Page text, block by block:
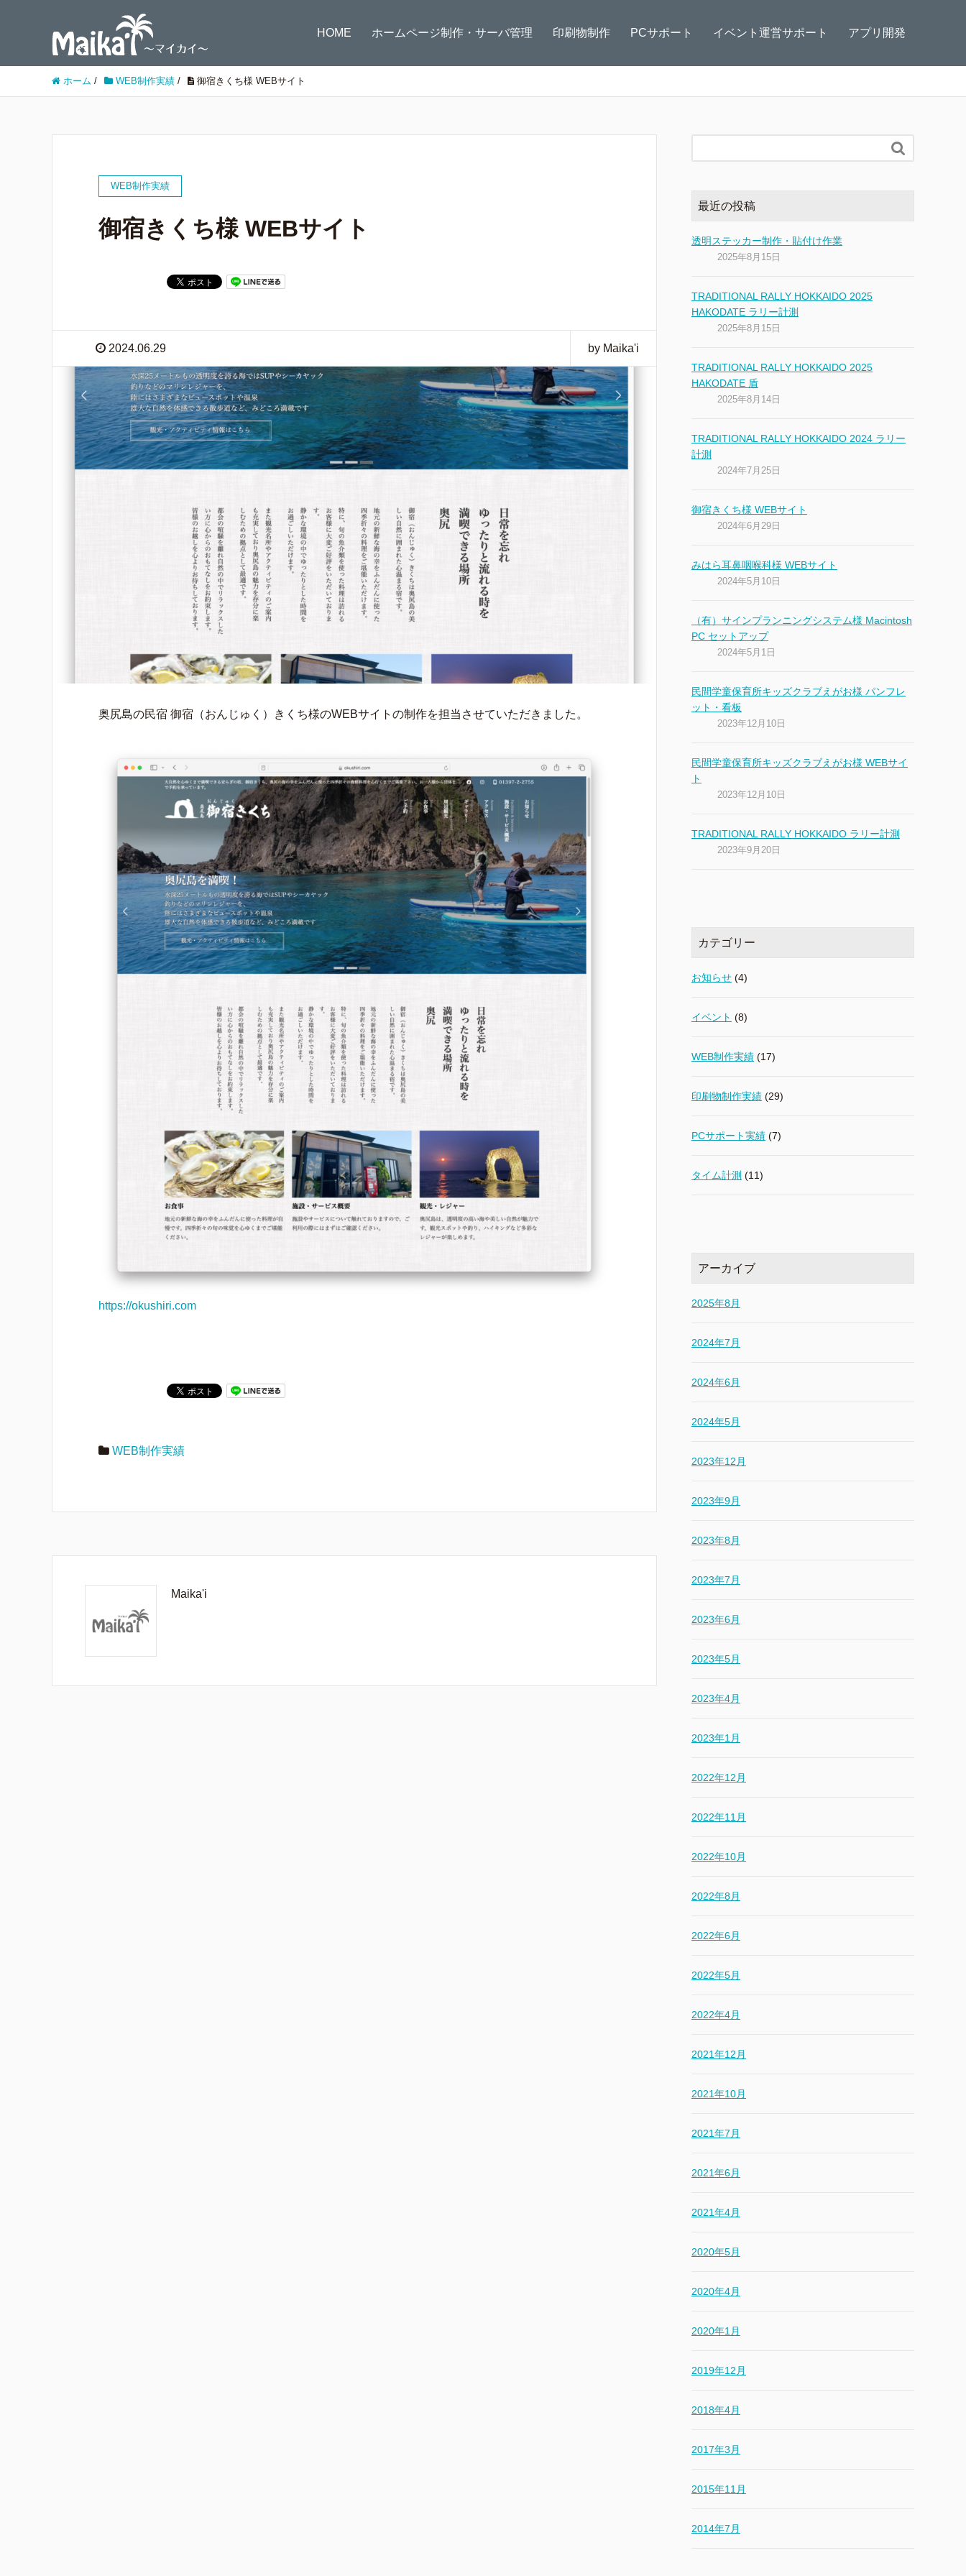
HOME ホームページ制作・サーバ管理 印刷物制作 PCサポート イベント運営サポート アプリ開発
ホーム / WEB制作実績 / 御宿きくち様 WEBサイト
WEB制作実績
御宿きくち様 WEBサイト
2024.06.29 by Maika'i
奥尻島の民宿 御宿（おんじゅく）きくち様のWEBサイトの制作を担当させていただきました。
https://okushiri.com
WEB制作実績
Maika'i

最近の投稿
透明ステッカー制作・貼付け作業
2025年8月15日
TRADITIONAL RALLY HOKKAIDO 2025
HAKODATE ラリー計測
2025年8月15日
TRADITIONAL RALLY HOKKAIDO 2025
HAKODATE 盾
2025年8月14日
TRADITIONAL RALLY HOKKAIDO 2024 ラリー
計測
2024年7月25日
御宿きくち様 WEBサイト
2024年6月29日
みはら耳鼻咽喉科様 WEBサイト
2024年5月10日
（有）サインプランニングシステム様 Macintosh
PC セットアップ
2024年5月1日
民間学童保育所キッズクラブえがお様 パンフレ
ット・看板
2023年12月10日
民間学童保育所キッズクラブえがお様 WEBサイ
ト
2023年12月10日
TRADITIONAL RALLY HOKKAIDO ラリー計測
2023年9月20日
カテゴリー
お知らせ (4)
イベント (8)
WEB制作実績 (17)
印刷物制作実績 (29)
PCサポート実績 (7)
タイム計測 (11)
アーカイブ
2025年8月
2024年7月
2024年6月
2024年5月
2023年12月
2023年9月
2023年8月
2023年7月
2023年6月
2023年5月
2023年4月
2023年1月
2022年12月
2022年11月
2022年10月
2022年8月
2022年6月
2022年5月
2022年4月
2021年12月
2021年10月
2021年7月
2021年6月
2021年4月
2020年5月
2020年4月
2020年1月
2019年12月
2018年4月
2017年3月
2015年11月
2014年7月